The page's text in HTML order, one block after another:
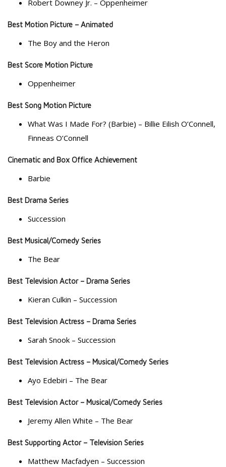
Robert Downey Jr. – Oppenheimer
Best Motion Picture – Animated
The Boy and the Heron
Best Score Motion Picture
Oppenheimer
Best Song Motion Picture
What Was I Made For? (Barbie) – Billie Eilish O’Connell,
Finneas O’Connell
Cinematic and Box Office Achievement
Barbie
Best Drama Series
Succession
Best Musical/Comedy Series
The Bear
Best Television Actor – Drama Series
Kieran Culkin – Succession
Best Television Actress – Drama Series
Sarah Snook – Succession
Best Television Actress – Musical/Comedy Series
Ayo Edebiri – The Bear
Best Television Actor – Musical/Comedy Series
Jeremy Allen White – The Bear
Best Supporting Actor – Television Series
Matthew Macfadyen – Succession